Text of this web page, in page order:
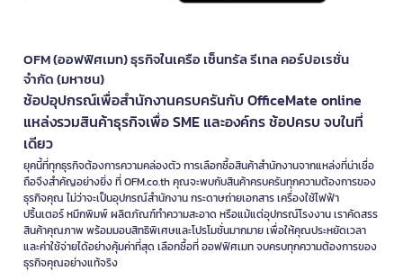
OFM (ออฟฟิศเมท) ธุรกิจในเครือ เซ็นทรัล รีเทล คอร์ปอเรชั่น
จำกัด (มหาชน)
ช้อปอุปกรณ์เพื่อสำนักงานครบครันกับ OfficeMate online
แหล่งรวมสินค้าธุรกิจเพื่อ SME และองค์กร ช้อปครบ จบในที่
เดียว
ยุคนี้ที่ทุกธุรกิจต้องการความคล่องตัว การเลือกซื้อสินค้าสำนักงานจากแหล่งที่น่าเชื่อ
ถือจึงสำคัญอย่างยิ่ง ที่ OFM.co.th คุณจะพบกับสินค้าครบครันทุกความต้องการของ
ธุรกิจคุณ ไม่ว่าจะเป็นอุปกรณ์สำนักงาน กระดาษถ่ายเอกสาร เครื่องใช้ไฟฟ้า
ปริ้นเตอร์ หมึกพิมพ์ ผลิตภัณฑ์ทำความสะอาด หรือแม้แต่อุปกรณ์โรงงาน เราคัดสรร
สินค้าคุณภาพ พร้อมมอบสิทธิพิเศษและโปรโมชั่นมากมาย เพื่อให้คุณประหยัดเวลา
และค่าใช้จ่ายได้อย่างคุ้มค่าที่สุด เลือกซื้อที่ ออฟฟิศเมท จบครบทุกความต้องการของ
ธุรกิจคุณอย่างแท้จริง